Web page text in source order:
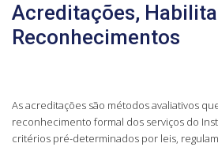
Acreditações,
Reconhecimentos
As acreditações são métodos avaliativos
reconhecimento formal dos serviços do
critérios pré-determinados por leis,